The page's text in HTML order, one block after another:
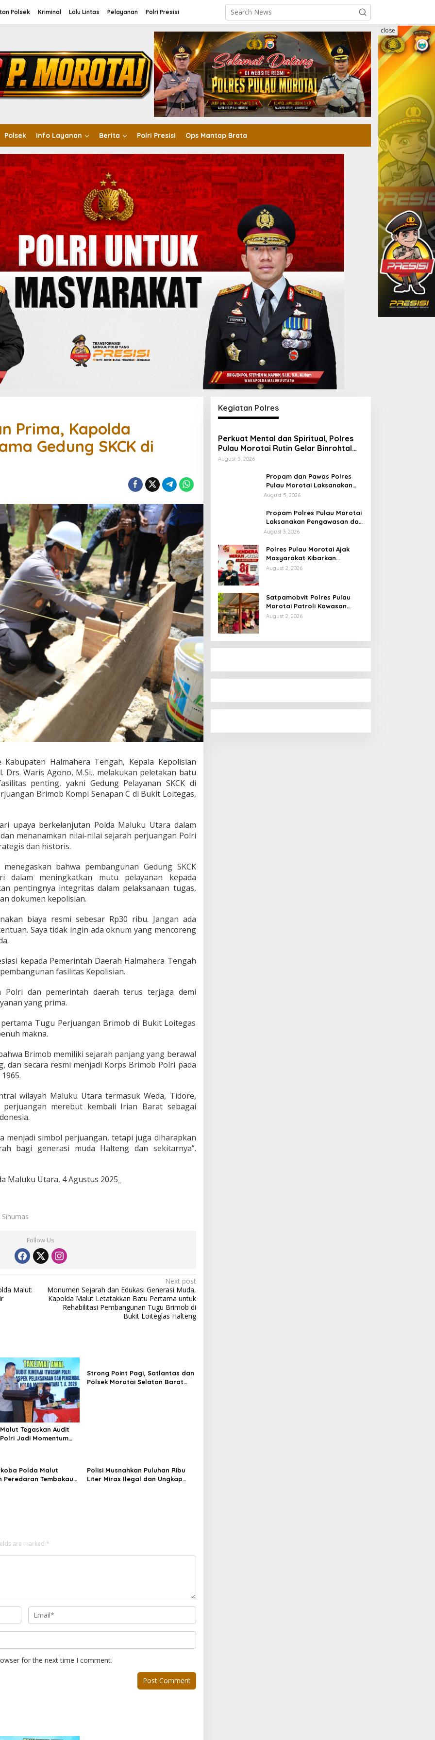
Polsek Kriminal Lalu Lintas Pelayanan Polri Presisi
Polsek Info Layanan Berita Polri Presisi Ops Mantap Brata
close
Prima, Kapolda
Gedung SKCK di
Halmahera Tengah, Kepala Kepolisian
Drs. Waris Agono, M.Si., melakukan peletakan batu
penting, yakni Gedung Pelayanan SKCK di
Brimob Kompi Senapan C di Bukit Loitegas,
upaya berkelanjutan Polda Maluku Utara dalam
menanamkan nilai-nilai sejarah perjuangan Polri
dan historis.
bahwa pembangunan Gedung SKCK
dalam meningkatkan mutu pelayanan kepada
pentingnya integritas dalam pelaksanaan tugas,
dokumen kepolisian.
biaya resmi sebesar Rp30 ribu. Jangan ada
Saya tidak ingin ada oknum yang mencoreng
kepada Pemerintah Daerah Halmahera Tengah
fasilitas Kepolisian.
Polri dan pemerintah daerah terus terjaga demi
yang prima.
Tugu Perjuangan Brimob di Bukit Loitegas
makna.
Brimob memiliki sejarah panjang yang berawal
dan secara resmi menjadi Korps Brimob Polri pada
wilayah Maluku Utara termasuk Weda, Tidore,
merebut kembali Irian Barat sebagai
menjadi simbol perjuangan, tetapi juga diharapkan
bagi generasi muda Halteng dan sekitarnya”.
Maluku Utara, 4 Agustus 2025_
Sihumas
Follow Us
Malut:
Next post
Monumen Sejarah dan Edukasi Generasi Muda,
Kapolda Malut Letatakkan Batu Pertama untuk
Rehabilitasi Pembangunan Tugu Brimob di
Bukit Loiteglas Halteng
Tegaskan Audit
Jadi Momentum
Strong Point Pagi, Satlantas dan
Polsek Morotai Selatan Barat
Polda Malut
Peredaran Tembakau
Polisi Musnahkan Puluhan Ribu
Liter Miras Ilegal dan Ungkap
are marked *
for the next time I comment.
Kegiatan Polres
Perkuat Mental dan Spiritual, Polres
Pulau Morotai Rutin Gelar Binrohtal
untuk Bentuk Personel Berintegritas
August 5, 2026
Propam dan Pawas Polres
Pulau Morotai Laksanakan
Pengecekan Pelayanan,
Mendapat Pelayanan Optimal
August 5, 2026
Propam Polres Pulau Morotai
Laksanakan Pengawasan dan
Pengecekan Personel Saat
Fungsi
August 3, 2026
Polres Pulau Morotai Ajak
Masyarakat Kibarkan
Bendera Merah Putih Selama
August 2, 2026
Satpamobvit Polres Pulau
Morotai Patroli Kawasan
Wisata, Wujudkan Liburan
August 2, 2026